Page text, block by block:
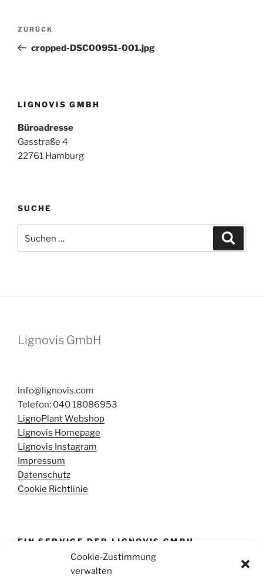
Cookie-Zustimmung
verwalten
Beitragsnavigation
Vorheriger
Beitrag
ZURÜCK
cropped-DSC00951-001.jpg
LIGNOVIS GMBH
Büroadresse
Gasstraße 4
22761 Hamburg
SUCHE
nach:
Lignovis GmbH
info@lignovis.com
Telefon: 040 18086953
LignoPlant Webshop
Lignovis Homepage
Lignovis Instagram
Impressum
Datenschutz
Cookie Richtlinie
EIN SERVICE DER LIGNOVIS GMBH
Diese Informationseite wird durch die Lignovis GmbH